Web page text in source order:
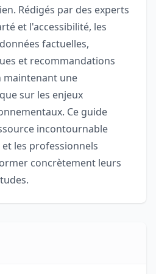
Rédigés par des experts
et l'accessibilité, les
factuelles,
et recommandations
maintenant une
sur les enjeux
Ce guide
incontournable
les professionnels
concrètement leurs